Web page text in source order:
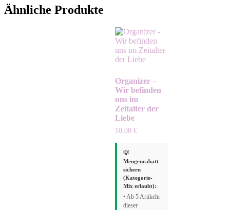
Ähnliche Produkte
Organizer –
Wir befinden
uns im
Zeitalter der
Liebe
10,00 €
💡
Mengenrabatt
sichern
(Kategorie-
Mix erlaubt):
• Ab 5 Artikeln
dieser